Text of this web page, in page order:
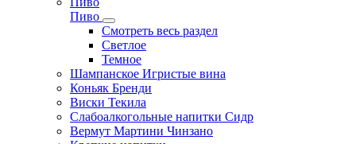
Пиво
Смотреть весь раздел
Cветлое
Темное
Шампанское Игристые вина
Коньяк Бренди
Виски Текила
Слабоалкогольные напитки Сидр
Вермут Мартини Чинзано